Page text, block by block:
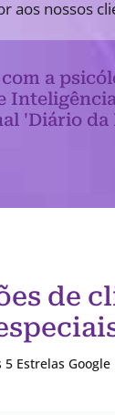
aos nossos
a
'Diário da
de
5 Estrelas Google